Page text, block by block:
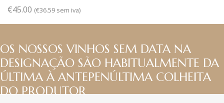
€45.00 (€36.59 sem iva)
OS NOSSOS VINHOS SEM DATA NA
DESIGNAÇÃO SÃO HABITUALMENTE DA
ÚLTIMA À ANTEPENÚLTIMA COLHEITA
DO PRODUTOR